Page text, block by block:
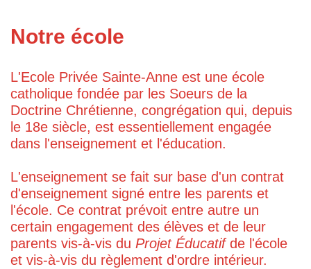
Notre école
L'Ecole Privée Sainte-Anne est une école
catholique fondée par les Soeurs de la
Doctrine Chrétienne, congrégation qui, depuis
le 18e siècle, est essentiellement engagée
dans l'enseignement et l'éducation.
L'enseignement se fait sur base d'un contrat
d'enseignement signé entre les parents et
l'école. Ce contrat prévoit entre autre un
certain engagement des élèves et de leur
parents vis-à-vis du Projet Éducatifde l'école
et vis-à-vis du règlement d'ordre intérieur.